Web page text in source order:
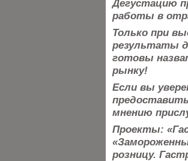
Дегустацию
работы в
Только при
результаты
готовы
рынку!
Если вы
мнению
Проекты:
розницу.